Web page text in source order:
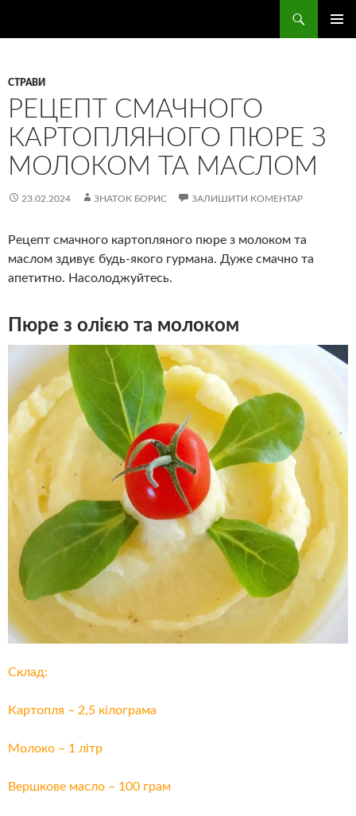
СТРАВИ
РЕЦЕПТ СМАЧНОГО
КАРТОПЛЯНОГО ПЮРЕ З
МОЛОКОМ ТА МАСЛОМ
23.02.2024 ЗНАТОК БОРИС ЗАЛИШИТИ КОМЕНТАР
Рецепт смачного картопляного пюре з молоком та
маслом здивує будь-якого гурмана. Дуже смачно та
апетитно. Насолоджуйтесь.
Пюре з олією та молоком
Склад:
Картопля – 2,5 кілограма
Молоко – 1 літр
Вершкове масло – 100 грам